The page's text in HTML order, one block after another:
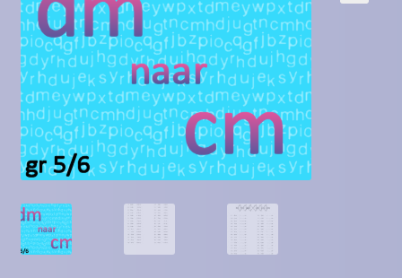
Blog
Contact
Homepagina
Mijn account
Privacy Policy
Winkelmand